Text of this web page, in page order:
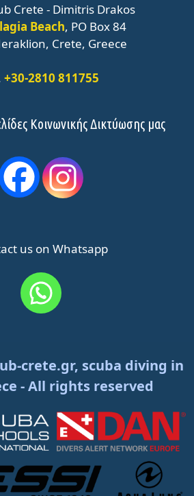
Crete - Dimitris Drakos
Beach, PO Box 84
Crete, Greece
+30-2810 811755
Κοινωνικής Δικτύωσης μας
us on Whatsapp
crete.gr, scuba diving in
- All rights reserved